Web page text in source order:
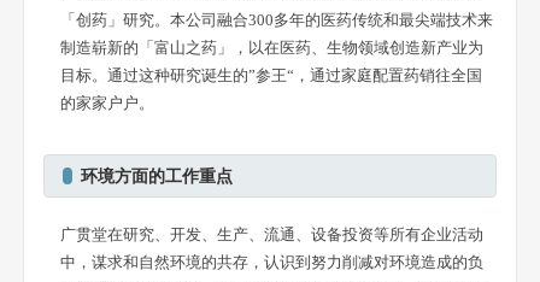
「创药」研究。本公司融合300多年的医药传统和最尖端技术来
制造崭新的「富山之药」，以在医药、生物领域创造新产业为
目标。通过这种研究诞生的”参王“，通过家庭配置药销往全国
的家家户户。
环境方面的工作重点
广贯堂在研究、开发、生产、流通、设备投资等所有企业活动
中，谋求和自然环境的共存，认识到努力削减对环境造成的负